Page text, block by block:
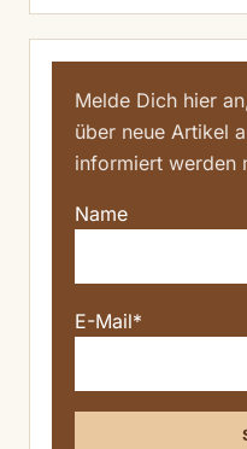
Melde Dich hier
über neue Artikel
informiert werden
Name
E-Mail*